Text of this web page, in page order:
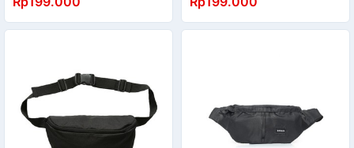
Black, Trevord Black